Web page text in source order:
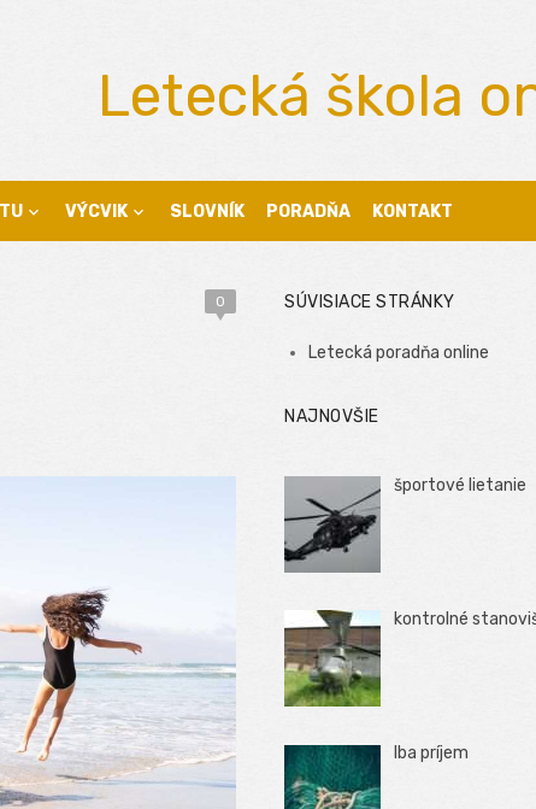
Letecká škola
VÝCVIK SLOVNÍK PORADŇA KONTAKT
0 SÚVISIACE STRÁNKY
Letecká poradňa online
NAJNOVŠIE
športové lietanie
kontrolné
Iba príjem